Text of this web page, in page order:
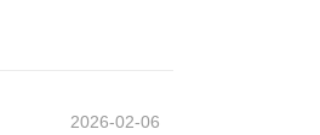
2026-02-06